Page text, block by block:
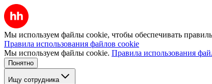
Мы используем файлы cookie, чтобы обеспечивать
Правила использования файлов cookie
Мы используем файлы cookie. Правила использования
Понятно
Ищу сотрудника